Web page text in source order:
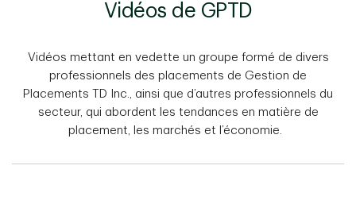
Vidéos de GPTD
Vidéos mettant en vedette un groupe formé de divers
professionnels des placements de Gestion de
Placements TD Inc., ainsi que d’autres professionnels du
secteur, qui abordent les tendances en matière de
placement, les marchés et l’économie.